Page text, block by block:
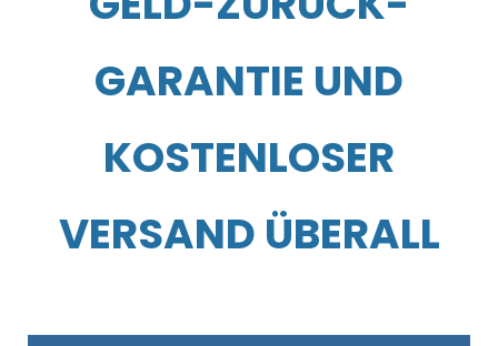
GARANTIE UND
KOSTENLOSER
VERSAND ÜBERALL